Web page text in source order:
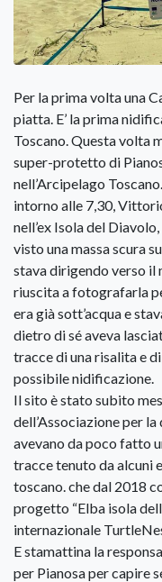
Per la prima volta una
piatta. E’ la prima
Toscano. Questa volta
super-protetto di
nell’Arcipelago
intorno alle 7,30,
nell’ex Isola del
visto una massa scura
stava dirigendo verso il
riuscita a fotografarla
era già sott’acqua e
dietro di sé aveva
tracce di una risalita e
possibile nidificazione.
Il sito è stato subito
dell’Associazione per
avevano da poco fatto
tracce tenuto da alcuni
toscano. che dal 2018
progetto “Elba isola
internazionale
E stamattina la
per Pianosa per capire